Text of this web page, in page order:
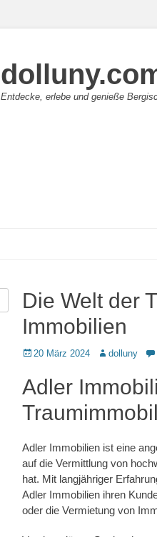
Entdecke, erlebe und genieße
Die Welt der
Immobilien
Posted
20 März 2024 Autordolluny
Adler
Adler Immobilien ist eine
auf die Vermittlung von
hat. Mit langjähriger
Adler Immobilien ihren
oder die Vermietung von